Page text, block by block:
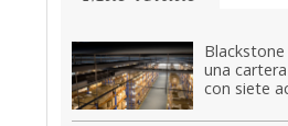
una
con siete